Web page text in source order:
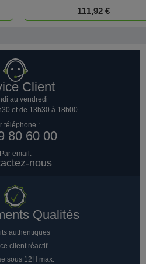
111,92 €
Client
au vendredi
et de 13h30 à 18h00.
téléphone :
80 60 00
Par email:
nous
Qualités
authentiques
client réactif
sous 12H max.